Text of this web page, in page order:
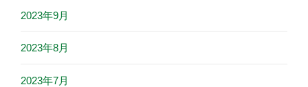
2023年9月
2023年8月
2023年7月